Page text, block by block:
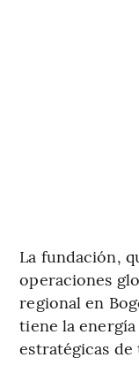
La fundación,
operaciones
regional en
tiene la
estratégicas